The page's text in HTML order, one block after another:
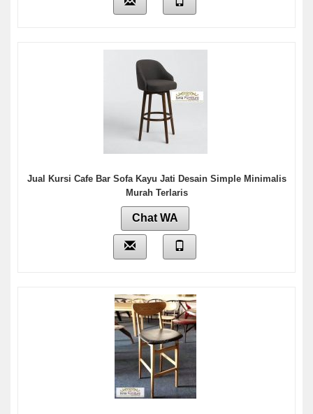
Jual Kursi Cafe Bar Sofa Kayu Jati Desain Simple Minimalis
Murah Terlaris
Chat WA